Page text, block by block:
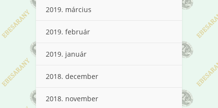
2019. március
2019. február
2019. január
2018. december
2018. november